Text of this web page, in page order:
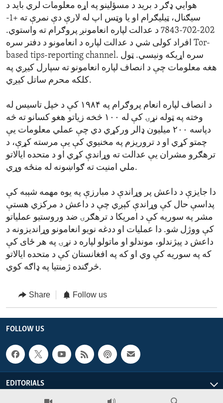
هوايي ډګر د برید د مسؤلینو په اړه معلومات لري باید د
سیګنال، ټیلیګرام او یا وټس اپ له لارې دې نمرې ته +1-
202-702-7843 د عدالت لپاره انعامونږ پروګرام ته واستوي.
افراد کولی شي د عدالت لپاره د انعامونو د دفتر سره Tor-
based tips-reporting channel. سره اړیکه ونیسي. ټول
هغه معلومات چې د انصاف لپاره انعامونو ته سپارل کیږي په
کلکه محرم ساتل کیږي.
د انصاف لپاره انعام پروګرام په ۱۹۸۴ کې د خپل تاسیس له
وخته په ټوله نړۍ کې له ۱۰۰ څخه زیاتو هغو کسانو ته څه
دپاسه ۲۰۰ میلیون ډالر ورکړي دي چې عملي معلومات یې
چمتو کړي او د تروریزم په مخنیوي کې یې مرسته کړې، د
ترهګرو مشران یې عدالت ته وړاندې کړي او د متحده ایالاتو
ملي امنیت ته ګواښونه له منځه وړي.
دا جایزې د داعش پر وړاندې د مبارزې په یوه مهمه شېبه کې
پداسې حال کې وړاندې کېږي چې د داعش د مرکزي هستې
مشر په سوریه کې د امریکا د ترهګرۍ ضد وروستیو عملیاتو
کې ووژل شو. دا عملیات او ددغه نويو انعامونو وړاندیزونه د
داعش د پیژندلو، موندلو او ماتولو لپاره د نړۍ په هر ځای کې
که په سوریه کې وي او که په افغانستان کې د متحده ایالاتو
څرګنده ژمنتیا په ډاګه کوي.
Share Follow us
FOLLOW US
EDITORIALS